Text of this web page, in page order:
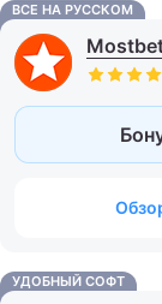
ВСЕ НА РУССКОМ
УДОБНЫЙ СОФТ